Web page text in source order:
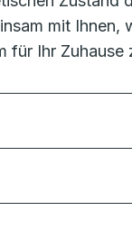
mit
für Ihr